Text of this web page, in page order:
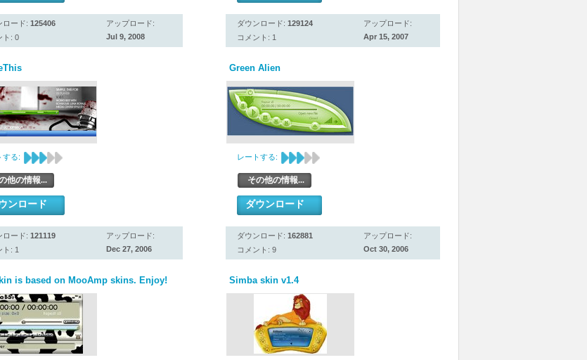
ロード: 125406
ト: 0
アップロード:
Jul 9, 2008
ダウンロード: 129124
コメント: 1
アップロード:
Apr 15, 2007
する:
他の情報...
ンロード
ロード: 121119
ト: 1
アップロード:
Dec 27, 2006
Green Alien
レートする:
その他の情報...
ダウンロード
ダウンロード: 162881
コメント: 9
アップロード:
Oct 30, 2006
is based on MooAmp skins. Enjoy! Simba skin v1.4